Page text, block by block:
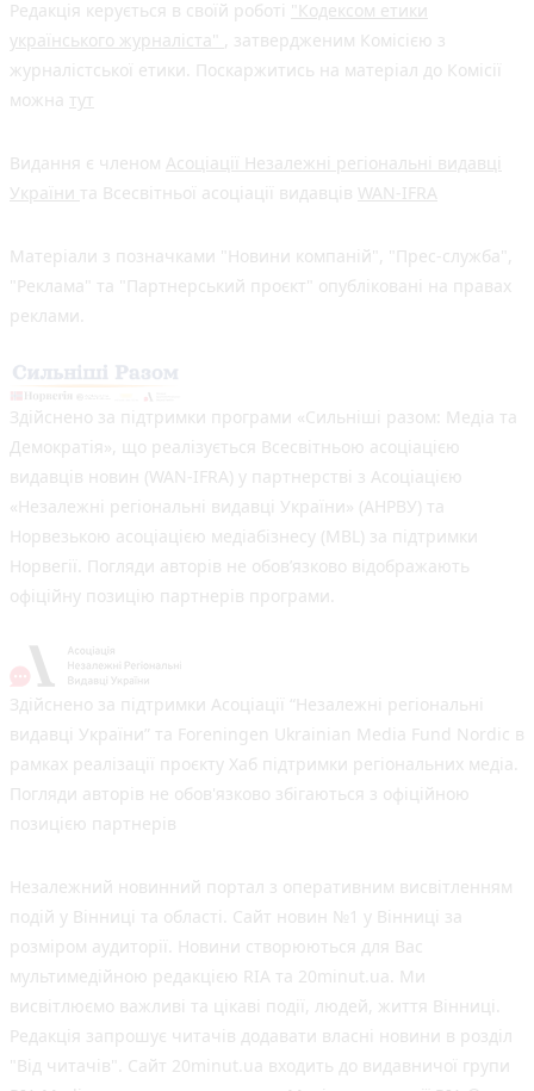
Редакція керується в своїй роботі "Кодексом етики
українського журналіста"
, затвердженим Комісією з
журналістської етики. Поскаржитись на матеріал до Комісії
можна тут
Видання є членом Асоціації Незалежні регіональні видавці
України та Всесвітньої асоціації видавців WAN-IFRA
Матеріали з позначками "Новини компаній", "Прес-служба",
"Реклама" та "Партнерський проєкт" опубліковані на правах
реклами.
Здійснено за підтримки програми «Сильніші разом: Медіа та
Демократія», що реалізується Всесвітньою асоціацією
видавців новин (WAN-IFRA) у партнерстві з Асоціацією
«Незалежні регіональні видавці України» (АНРВУ) та
Норвезькою асоціацією медіабізнесу (MBL) за підтримки
Норвегії. Погляди авторів не обов’язково відображають
офіційну позицію партнерів програми.
Здійснено за підтримки Асоціації “Незалежні регіональні
видавці України” та Foreningen Ukrainian Media Fund Nordic в
рамках реалізації проєкту Хаб підтримки регіональних медіа.
Погляди авторів не обов'язково збігаються з офіційною
позицією партнерів
Незалежний новинний портал з оперативним висвітленням
подій у Вінниці та області. Сайт новин №1 у Вінниці за
розміром аудиторії. Новини створюються для Вас
мультимедійною редакцією RIA та 20minut.ua. Ми
висвітлюємо важливі та цікаві події, людей, життя Вінниці.
Редакція запрошує читачів додавати власні новини в розділ
"Від читачів". Сайт 20minut.ua входить до видавничої групи